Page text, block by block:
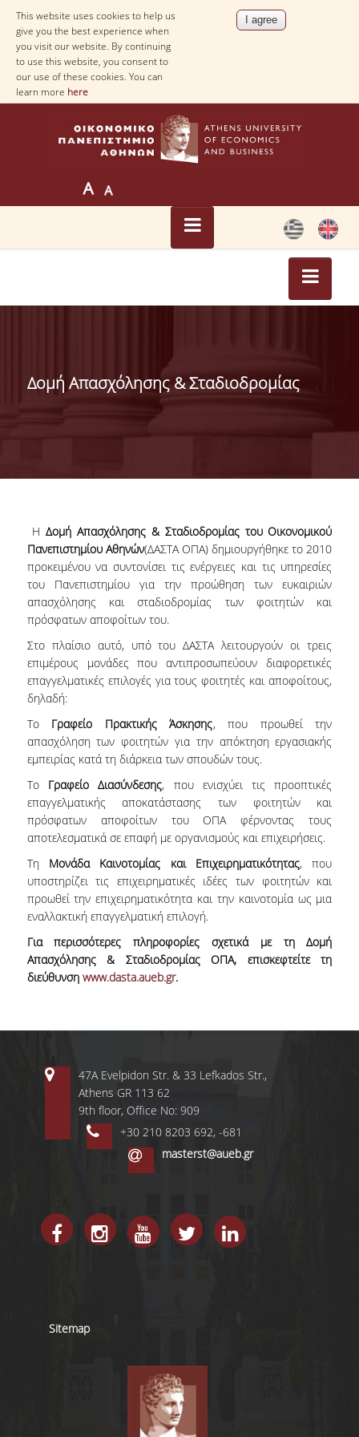
This website uses cookies to help us
give you the best experience when
you visit our website. By continuing
to use this website, you consent to
our use of these cookies. You can
learn more here
DEPARTMENTS
DEPARTMENT OF
ECONOMICS
SCHOOL OF BUSINESS
MANAGEMENT SCIENCE
AND TECHNOLOGY
ADMINISTRATION
DEPARTMENT OF
ACCOUNTING & FINANCE
DEPARTMENT OF
MARKETING AND
COMMUNICATION
SCHOOL OF
INFORMATION SCIENCES
& TECHNOLOGY
DEPARTMENT OF
INFORMATICS
SERVICES
DIGITAL SERVICES
Δομή Απασχόλησης & Σταδιοδρομίας
ΗΔομή Απασχόλησης & Σταδιοδρομίας του Οικονομικού
Πανεπιστημίου Αθηνών(ΔΑΣΤΑ ΟΠΑ) δημιουργήθηκε το 2010
προκειμένου να συντονίσει τις ενέργειες και τις υπηρεσίες
του Πανεπιστημίου για την προώθηση των ευκαιριών
απασχόλησης και σταδιοδρομίας των φοιτητών και
πρόσφατων αποφοίτων του.
Στο πλαίσιο αυτό, υπό του ΔΑΣΤΑ λειτουργούν οι τρεις
επιμέρους μονάδες που αντιπροσωπεύουν διαφορετικές
επαγγελματικές επιλογές για τους φοιτητές και αποφοίτους,
δηλαδή:
ΤοΓραφείο Πρακτικής Άσκησης, που προωθεί την
απασχόληση των φοιτητών για την απόκτηση εργασιακής
εμπειρίας κατά τη διάρκεια των σπουδών τους.
Το Γραφείο Διασύνδεσης, που ενισχύει τις προοπτικές
επαγγελματικής αποκατάστασης των φοιτητών και
πρόσφατων αποφοίτων του ΟΠΑ φέρνοντας τους
αποτελεσματικά σε επαφή με οργανισμούς και επιχειρήσεις.
Τη Μονάδα Καινοτομίας και Επιχειρηματικότητας, που
υποστηρίζει τις επιχειρηματικές ιδέες των φοιτητών και
προωθεί την επιχειρηματικότητα και την καινοτομία ως μια
εναλλακτική επαγγελματική επιλογή.
Για περισσότερες πληροφορίες σχετικά με τη Δομή
Απασχόλησης & Σταδιοδρομίας ΟΠΑ, επισκεφτείτε τη
διεύθυνση www.dasta.aueb.gr.
47A Evelpidon Str. & 33 Lefkados Str.,
Athens GR 113 62
9th floor, Office No: 909
+30 210 8203 692, -681
masterst@aueb.gr
Sitemap